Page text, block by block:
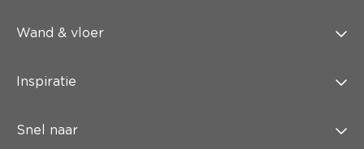
Wand & vloer
Inspiratie
Snel naar